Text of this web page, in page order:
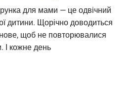
для мами — це одвічний
дитини. Щорічно доводиться
щоб не повторювалися
І кожне день